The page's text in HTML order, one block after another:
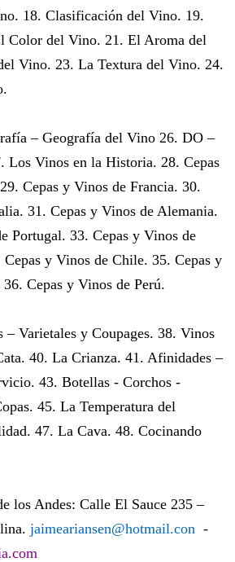
18. Clasificación del Vino. 19.
Color del Vino. 21. El Aroma del
Vino. 23. La Textura del Vino. 24.
– Geografía del Vino 26. DO –
Los Vinos en la Historia. 28. Cepas
Cepas y Vinos de Francia. 30.
31. Cepas y Vinos de Alemania.
Portugal. 33. Cepas y Vinos de
y Vinos de Chile. 35. Cepas y
Cepas y Vinos de Perú.
– Varietales y Coupages. 38. Vinos
40. La Crianza. 41. Afinidades –
43. Botellas - Corchos -
45. La Temperatura del
47. La Cava. 48. Cocinando
los Andes: Calle El Sauce 235 –
jaimeariansen@hotmail.con -